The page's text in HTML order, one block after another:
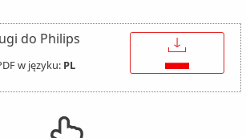
do Philips
w języku: PL
↓